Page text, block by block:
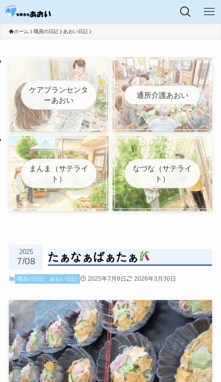
ホーム 職員の日記 あおい日記
ケアプランセンタ
ーあおい
通所介護あおい
まんま（サテライ
ト）
なづな（サテライ
ト）
たぁなぁばぁたぁ
2025
7/08
職員の日記 あおい日記 2025年7月8日 2026年3月30日